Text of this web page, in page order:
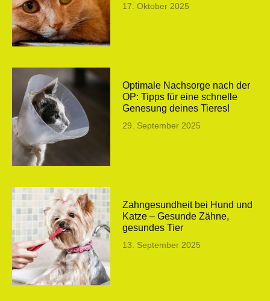
17. Oktober 2025
Optimale Nachsorge nach der
OP: Tipps für eine schnelle
Genesung deines Tieres!
29. September 2025
Zahngesundheit bei Hund und
Katze – Gesunde Zähne,
gesundes Tier
13. September 2025